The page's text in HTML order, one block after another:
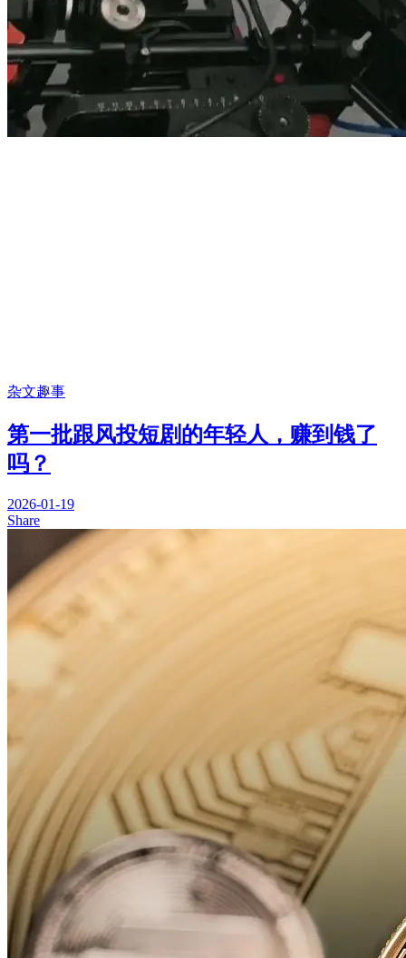
杂文趣事
第一批跟风投短剧的年轻人，赚到钱了
吗？
2026-01-19
Share